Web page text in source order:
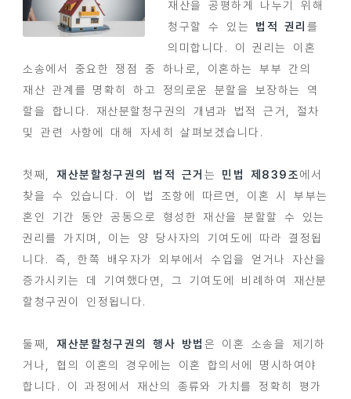
재산을 공평하게 나누기 위해
청구할 수 있는 법적 권리 를
의미합니다. 이 권리는 이혼
소송에서 중요한 쟁점 중 하나로, 이혼하는 부부 간의
재산 관계를 명확히 하고 정의로운 분할을 보장하는 역
할을 합니다. 재산분할청구권의 개념과 법적 근거, 절차
및 관련 사항에 대해 자세히 살펴보겠습니다.
첫째,재산분할청구권의 법적 근거 는 민법 제839조에서
찾을 수 있습니다. 이 법 조항에 따르면, 이혼 시 부부는
혼인 기간 동안 공동으로 형성한 재산을 분할할 수 있는
권리를 가지며, 이는 양 당사자의 기여도에 따라 결정됩
니다. 즉, 한쪽 배우자가 외부에서 수입을 얻거나 자산을
증가시키는 데 기여했다면, 그 기여도에 비례하여 재산분
할청구권이 인정됩니다.
둘째,재산분할청구권의 행사 방법 은 이혼 소송을 제기하
거나, 협의 이혼의 경우에는 이혼 합의서에 명시하여야
합니다. 이 과정에서 재산의 종류와 가치를 정확히 평가